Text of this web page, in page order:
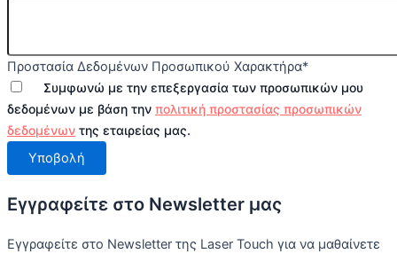
Προστασία Δεδομένων Προσωπικού Χαρακτήρα*
Συμφωνώ με την επεξεργασία των προσωπικών μου
δεδομένων με βάση την πολιτική προστασίας προσωπικών
δεδομένων της εταιρείας μας.
Υποβολή
Εγγραφείτε στο Newsletter μας
Εγγραφείτε στο Newsletter της Laser Touch για να μαθαίνετε